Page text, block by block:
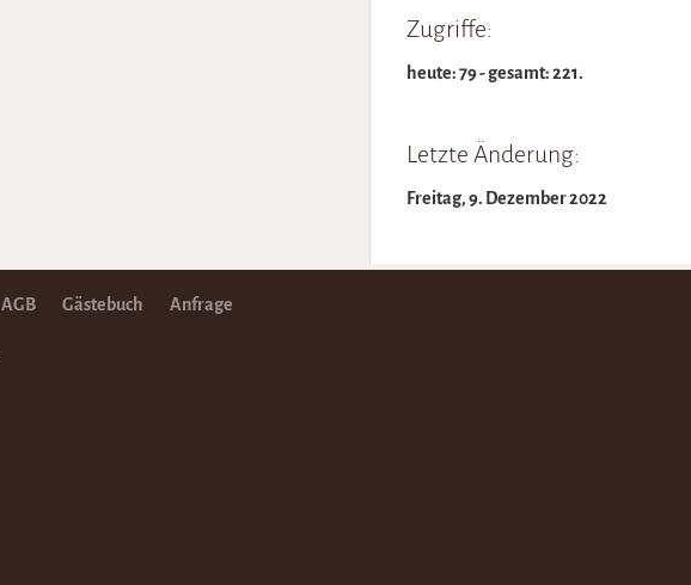
Zugriffe:
heute: 79 - gesamt: 221.
Letzte Änderung:
Freitag, 9. Dezember 2022
AGB Gästebuch Anfrage